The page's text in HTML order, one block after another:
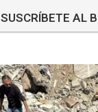
SUSCRÍBETE AL